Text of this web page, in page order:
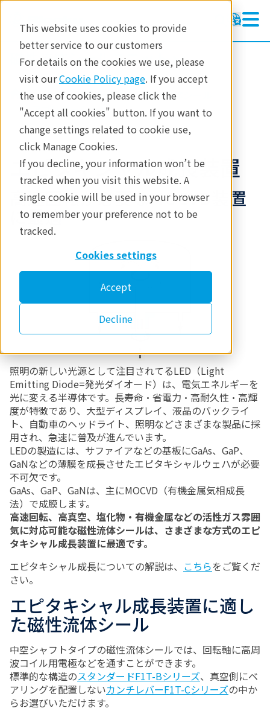
This website uses cookies to provide
better service to our customers
For details on the cookies we use, please
visit ourCookie Policy page. If you accept
the use of cookies, please click the
"Accept all cookies" button. If you want to
change settings related to cookie use,
click Manage Cookies.
If you decline, your information won’t be
tracked when you visit this website. A
single cookie will be used in your browser
to remember your preference not to be
tracked.
Cookies settings
Accept
Decline
磁性流体シールユニット
磁性流体シールユニット
製品情報
テクノロジー
アプリケーション
お問合せ
製品 要素部品
磁性流体シール
アプリケーション
エピタキシャル成長装置
高速回転が必要なMOCVD装置
に最適
照明の新しい光源として注目されてるLED（Light
Emitting Diode=発光ダイオード）は、電気エネルギーを
光に変える半導体です。長寿命・省電力・高耐久性・高輝
度が特徴であり、大型ディスプレイ、液晶のバックライ
ト、自動車のヘッドライト、照明などさまざまな製品に採
用され、急速に普及が進んでいます。
LEDの製造には、サファイアなどの基板にGaAs、GaP、
GaNなどの薄膜を成長させたエピタキシャルウェハが必要
不可欠です。
GaAs、GaP、GaNは、主にMOCVD（有機金属気相成長
法）で成膜します。
高速回転、高真空、塩化物・有機金属などの活性ガス雰囲
気に対応可能な磁性流体シールは、さまざまな方式のエピ
タキシャル成長装置に最適です。
エピタキシャル成長についての解説は、 こちらをご覧くだ
さい。
エピタキシャル成長装置に適し
た磁性流体シール
中空シャフトタイプの磁性流体シールでは、回転軸に高周
波コイル用電極などを通すことができます。
標準的な構造のスタンダードF1T-Bシリーズ、真空側にベ
アリングを配置しないカンチレバーF1T-Cシリーズの中か
らお選びいただけます。